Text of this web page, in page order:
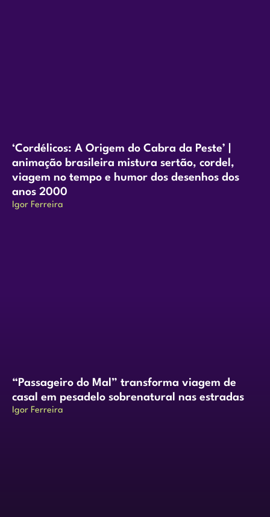
‘Cordélicos: A Origem do Cabra da Peste’ |
animação brasileira mistura sertão, cordel,
viagem no tempo e humor dos desenhos dos
anos 2000
Igor Ferreira
“Passageiro do Mal” transforma viagem de
casal em pesadelo sobrenatural nas estradas
Igor Ferreira